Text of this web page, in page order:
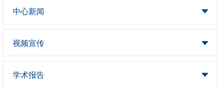
中心新闻
视频宣传
学术报告